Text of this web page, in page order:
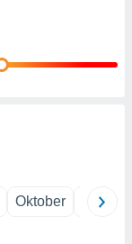
Oktober